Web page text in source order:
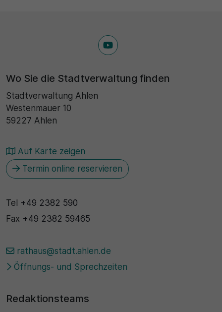
Wo Sie die Stadtverwaltung finden
Stadtverwaltung Ahlen
Westenmauer 10
59227 Ahlen
Auf Karte zeigen
Termin online reservieren
Tel +49 2382 590
Fax +49 2382 59465
rathaus@stadt.ahlen.de
Öffnungs- und Sprechzeiten
Redaktionsteams